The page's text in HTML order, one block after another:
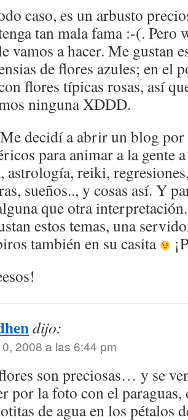
caso, es un arbusto
tan mala fama :-(. Pero
vamos a hacer. Me gustan
de flores azules; en el
flores típicas rosas, así
ninguna XDDD.
decidí a abrir un blog
para animar a la gente
astrología, reiki,
sueños.., y cosas así. Y
que otra
estos temas, una
también en su casita
dijo:
2008 a las 6:44 pm
son preciosas… y se
por la foto con el
de agua en los pétalos